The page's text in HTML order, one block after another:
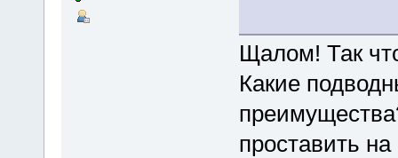
Щалом! Так
Какие
проставить на